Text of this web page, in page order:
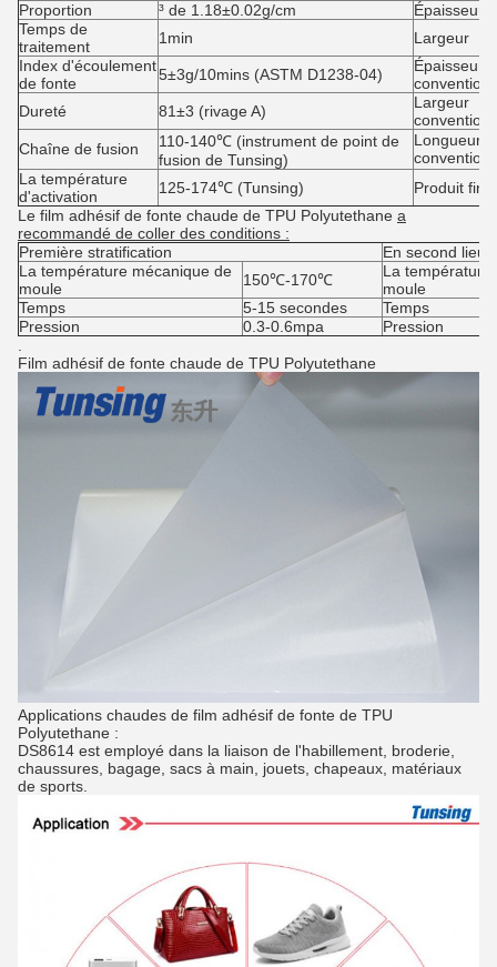
Proportion
³ de 1.18±0.02g/cm
Épaisseur
Temps de
traitement
1min
Largeur
Index d'écoulement
de fonte
5±3g/10mins (ASTM D1238-04)
Épaisseur
Dureté
81±3 (rivage A)
Largeur
Chaîne de fusion
110-140℃ (instrument de point de
fusion de Tunsing)
Longueur
La température
d'activation
125-174℃ (Tunsing)
Produit fini
Le film adhésif de fonte chaude de TPU Polyutethane a
recommandé de coller des conditions :
Première stratification
En second lieu
La température mécanique de
moule
150℃-170℃
La température
moule
Temps
5-15 secondes
Temps
Pression
0.3-0.6mpa
Pression
Film adhésif de fonte chaude de TPU Polyutethane
Applications chaudes de film adhésif de fonte de TPU
Polyutethane :
DS8614 est employé dans la liaison de l'habillement, broderie,
chaussures, bagage, sacs à main, jouets, chapeaux, matériaux
de sports.